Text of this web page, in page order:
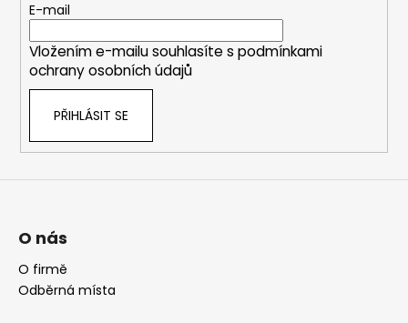
E-mail
Vložením e-mailu souhlasíte s podmínkami
ochrany osobních údajů
PŘIHLÁSIT SE
O nás
O firmě
Odběrná místa